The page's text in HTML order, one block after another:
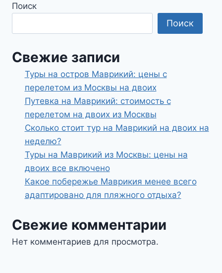
Поиск
Поиск
Свежие записи
Туры на остров Маврикий: цены с
перелетом из Москвы на двоих
Путевка на Маврикий: стоимость с
перелетом на двоих из Москвы
Сколько стоит тур на Маврикий на двоих на
неделю?
Туры на Маврикий из Москвы: цены на
двоих все включено
Какое побережье Маврикия менее всего
адаптировано для пляжного отдыха?
Свежие комментарии
Нет комментариев для просмотра.